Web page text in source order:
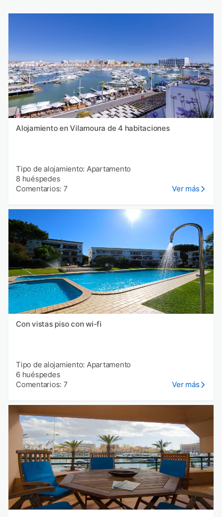
Alojamiento en Vilamoura de 4 habitaciones
Tipo de alojamiento: Apartamento
8 huéspedes
Comentarios: 7
Ver más
Con vistas piso con wi-fi
Tipo de alojamiento: Apartamento
6 huéspedes
Comentarios: 7
Ver más